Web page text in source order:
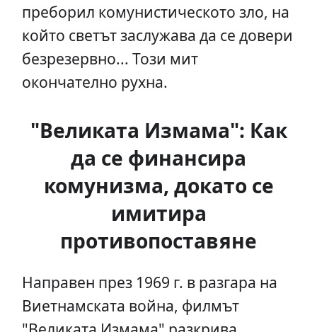
преборил комунистическото зло, на
който светът заслужава да се довери
безрезервно... Този мит
окончателно рухна.
"Великата Измама": Как
да се финансира
комунизма, докато се
имитира
противопоставяне
Направен през 1969 г. в разгара на
Виетнамската война, филмът